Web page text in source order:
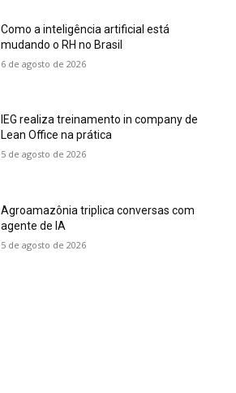
Como a inteligência artificial está
mudando o RH no Brasil
6 de agosto de 2026
IEG realiza treinamento in company de
Lean Office na prática
5 de agosto de 2026
Agroamazônia triplica conversas com
agente de IA
5 de agosto de 2026